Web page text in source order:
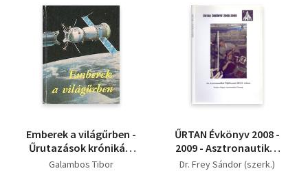
Emberek a világűrben -
Űrutazások krónikája
(minikönyv)
Galambos Tibor
ŰRTAN Évkönyv 2008 -
2009 - Asztronautikai
Tájékoztató 60-61.
Dr. Frey Sándor (szerk.)